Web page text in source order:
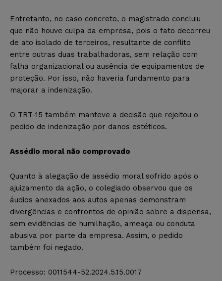
Entretanto, no caso concreto, o magistrado concluiu
que não houve culpa da empresa, pois o fato decorreu
de ato isolado de terceiros, resultante de conflito
entre outras duas trabalhadoras, sem relação com
falha organizacional ou ausência de equipamentos de
proteção. Por isso, não haveria fundamento para
majorar a indenização.
O TRT-15 também manteve a decisão que rejeitou o
pedido de indenização por danos estéticos.
Assédio moral não comprovado
Quanto à alegação de assédio moral sofrido após o
ajuizamento da ação, o colegiado observou que os
áudios anexados aos autos apenas demonstram
divergências e confrontos de opinião sobre a dispensa,
sem evidências de humilhação, ameaça ou conduta
abusiva por parte da empresa. Assim, o pedido
também foi negado.
Processo: 0011544-52.2024.5.15.0017